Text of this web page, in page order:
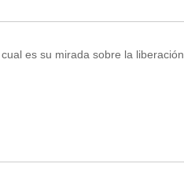
es su mirada sobre la liberación